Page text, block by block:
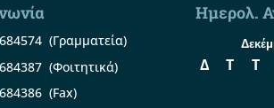
(Γραμματεία)
(Φοιτητικά)
(Fax)
Ημερολ.
Δ Τ Τ